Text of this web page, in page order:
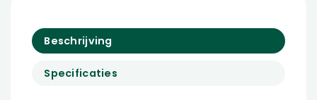
Beschrijving
Specificaties